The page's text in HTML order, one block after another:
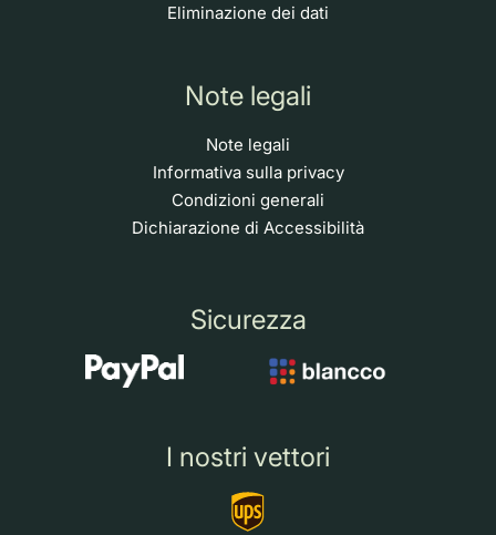
Eliminazione dei dati
Note legali
Note legali
Informativa sulla privacy
Condizioni generali
Dichiarazione di Accessibilità
Sicurezza
I nostri vettori